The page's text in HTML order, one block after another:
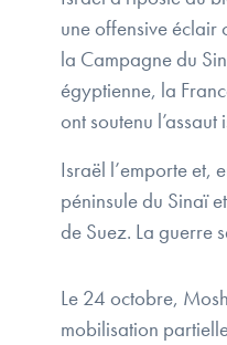
une offensive éclair
la Campagne du
égyptienne, la
ont soutenu l’assaut
Israël l’emporte et,
péninsule du Sinaï
de Suez. La guerre
Le 24 octobre,
mobilisation